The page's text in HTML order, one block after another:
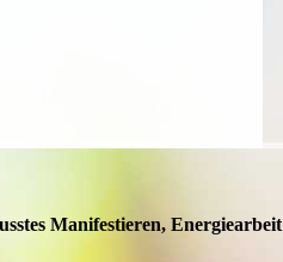
Manifestieren, Energiearbeit